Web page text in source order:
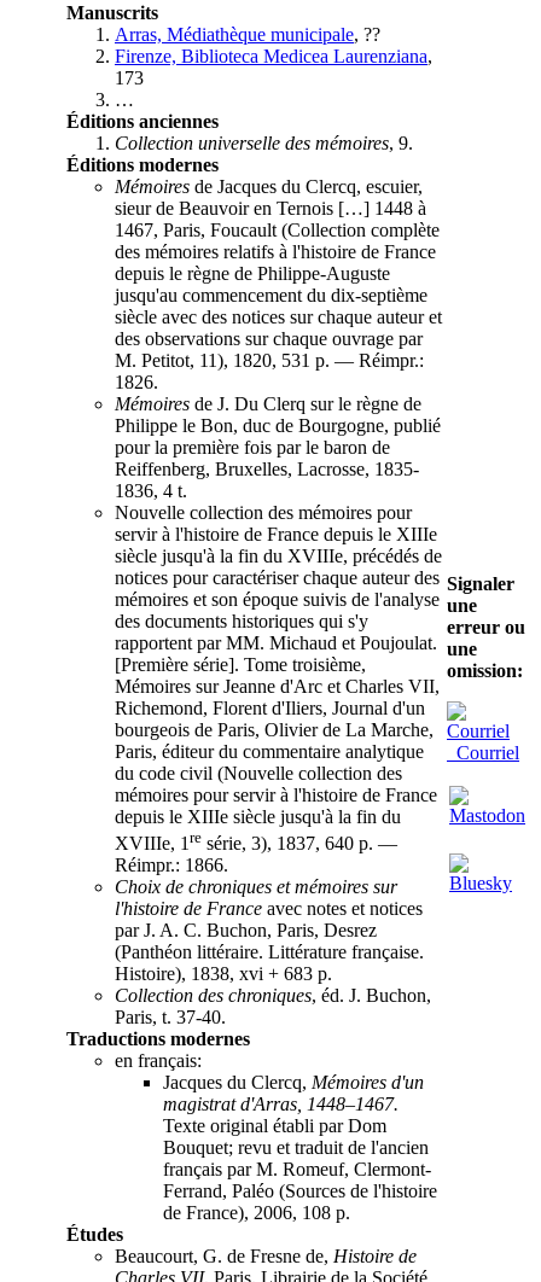
Manuscrits
Arras, Médiathèque municipale, ??
Firenze, Biblioteca Medicea Laurenziana,
173
…
Éditions anciennes
Collection universelle des mémoires, 9.
Éditions modernes
Mémoires de Jacques du Clercq, escuier,
sieur de Beauvoir en Ternois […] 1448 à
1467, Paris, Foucault (Collection complète
des mémoires relatifs à l'histoire de France
depuis le règne de Philippe-Auguste
jusqu'au commencement du dix-septième
siècle avec des notices sur chaque auteur et
des observations sur chaque ouvrage par
M. Petitot, 11), 1820, 531 p. — Réimpr.:
1826.
Mémoires de J. Du Clerq sur le règne de
Philippe le Bon, duc de Bourgogne, publié
pour la première fois par le baron de
Reiffenberg, Bruxelles, Lacrosse, 1835-
1836, 4 t.
Nouvelle collection des mémoires pour
servir à l'histoire de France depuis le XIIIe
siècle jusqu'à la fin du XVIIIe, précédés de
notices pour caractériser chaque auteur des
mémoires et son époque suivis de l'analyse
des documents historiques qui s'y
rapportent par MM. Michaud et Poujoulat.
[Première série]. Tome troisième,
Mémoires sur Jeanne d'Arc et Charles VII,
Richemond, Florent d'Iliers, Journal d'un
bourgeois de Paris, Olivier de La Marche,
Paris, éditeur du commentaire analytique
du code civil (Nouvelle collection des
mémoires pour servir à l'histoire de France
depuis le XIIIe siècle jusqu'à la fin du
XVIIIe, 1 re série, 3), 1837, 640 p. —
Réimpr.: 1866.
Choix de chroniques et mémoires sur
l'histoire de France avec notes et notices
par J. A. C. Buchon, Paris, Desrez
(Panthéon littéraire. Littérature française.
Histoire), 1838, xvi + 683 p.
Collection des chroniques, éd. J. Buchon,
Paris, t. 37-40.
Traductions modernes
en français:
Jacques du Clercq, Mémoires d'un
magistrat d'Arras, 1448–1467.
Texte original établi par Dom
Bouquet; revu et traduit de l'ancien
français par M. Romeuf, Clermont-
Ferrand, Paléo (Sources de l'histoire
de France), 2006, 108 p.
Études
Beaucourt, G. de Fresne de, Histoire de
Charles VII, Paris, Librairie de la Société
Signaler
une
erreur ou
une
omission:
Courriel